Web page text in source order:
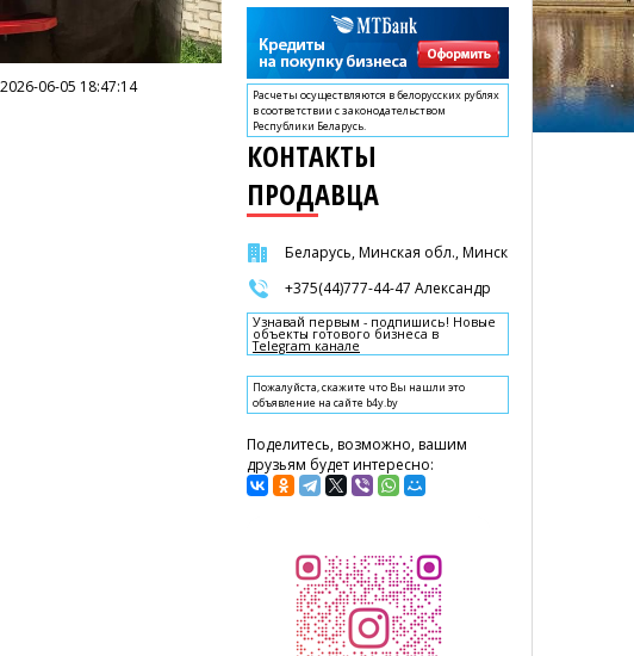
2026-06-05 18:47:14
Расчеты осуществляются в белорусских рублях
в соответствии с законодательством
Республики Беларусь.
КОНТАКТЫ
ПРОДАВЦА
Беларусь, Минская обл., Минск
+375(44)777-44-47 Александр
Узнавай первым - подпишись! Новые
объекты готового бизнеса в
Telegram канале
Пожалуйста, скажите что Вы нашли это
объявление на сайте b4y.by
Поделитесь, возможно, вашим
друзьям будет интересно: